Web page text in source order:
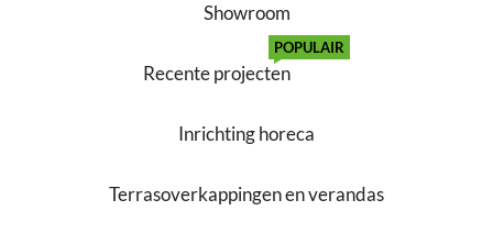
Showroom
Recente projecten
POPULAIR
Inrichting horeca
Terrasoverkappingen en verandas